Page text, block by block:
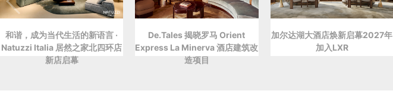
和谐，成为当代生活的新语言 ·
Natuzzi Italia 居然之家北四环店
新店启幕
De.Tales 揭晓罗马 Orient
Express La Minerva 酒店建筑改
造项目
加尔达湖大酒店焕新启幕2027年
加入LXR